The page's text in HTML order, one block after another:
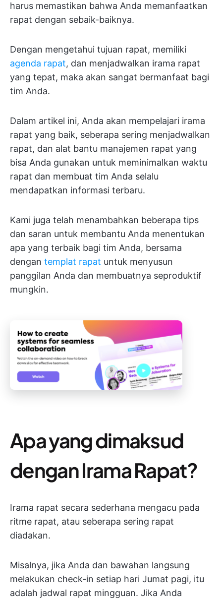
harus memastikan bahwa Anda memanfaatkan
rapat dengan sebaik-baiknya.
Dengan mengetahui tujuan rapat, memiliki
agenda rapat, dan menjadwalkan irama rapat
yang tepat, maka akan sangat bermanfaat bagi
tim Anda.
Dalam artikel ini, Anda akan mempelajari irama
rapat yang baik, seberapa sering menjadwalkan
rapat, dan alat bantu manajemen rapat yang
bisa Anda gunakan untuk meminimalkan waktu
rapat dan membuat tim Anda selalu
mendapatkan informasi terbaru.
Kami juga telah menambahkan beberapa tips
dan saran untuk membantu Anda menentukan
apa yang terbaik bagi tim Anda, bersama
dengan templat rapat untuk menyusun
panggilan Anda dan membuatnya seproduktif
mungkin.
Apa yang dimaksud
dengan Irama Rapat?
Irama rapat secara sederhana mengacu pada
ritme rapat, atau seberapa sering rapat
diadakan.
Misalnya, jika Anda dan bawahan langsung
melakukan check-in setiap hari Jumat pagi, itu
adalah jadwal rapat mingguan. Jika Anda